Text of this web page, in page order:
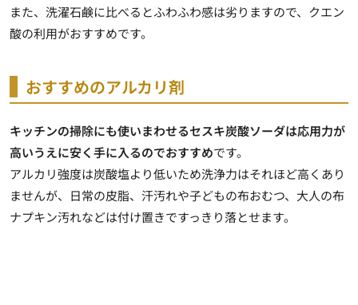
また、洗濯石鹸に比べるとふわふわ感は劣りますので、クエン
酸の利用がおすすめです。
おすすめのアルカリ剤
キッチンの掃除にも使いまわせるセスキ炭酸ソーダは応用力が
高いうえに安く手に入るのでおすすめです。
アルカリ強度は炭酸塩より低いため洗浄力はそれほど高くあり
ませんが、日常の皮脂、汗汚れや子どもの布おむつ、大人の布
ナプキン汚れなどは付け置きですっきり落とせます。